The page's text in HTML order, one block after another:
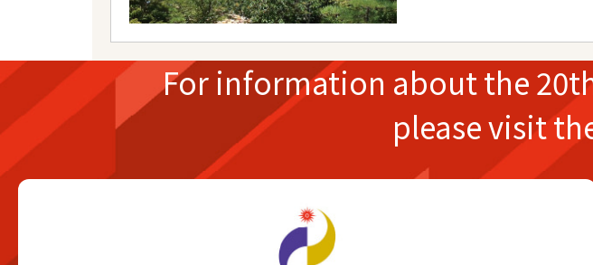
For information about the
pleasevisit